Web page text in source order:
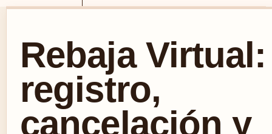
Rebaja Virtual:
registro,
cancelación y